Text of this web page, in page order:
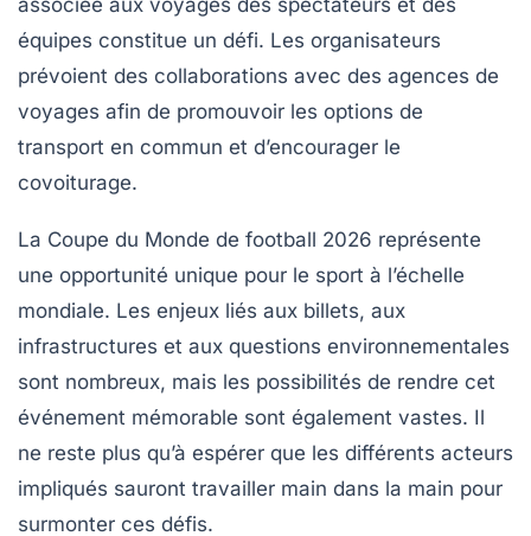
associée aux voyages des spectateurs et des
équipes constitue un défi. Les organisateurs
prévoient des collaborations avec des agences de
voyages afin de promouvoir les options de
transport en commun et d’encourager le
covoiturage.
La Coupe du Monde de football 2026 représente
une opportunité unique pour le sport à l’échelle
mondiale. Les enjeux liés aux billets, aux
infrastructures et aux questions environnementales
sont nombreux, mais les possibilités de rendre cet
événement mémorable sont également vastes. Il
ne reste plus qu’à espérer que les différents acteurs
impliqués sauront travailler main dans la main pour
surmonter ces défis.